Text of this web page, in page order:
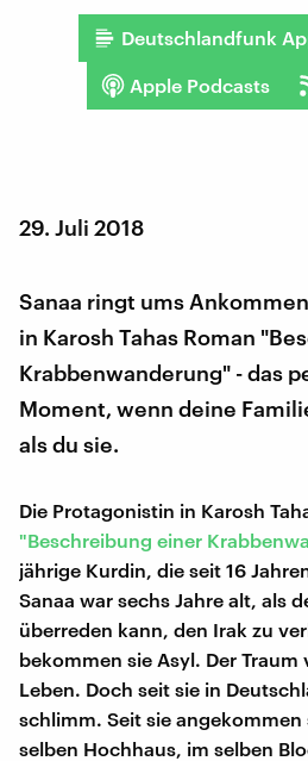
Deutschlandfunk
Apple Podcasts
29. Juli 2018
Sanaa ringt ums
in Karosh Tahas Roman
Krabbenwanderung" - das
Moment, wenn deine
als du sie.
Die Protagonistin in Karosh
"Beschreibung einer
jährige Kurdin, die seit 16
Sanaa war sechs Jahre alt, als
überreden kann, den Irak zu
bekommen sie Asyl. Der Traum
Leben. Doch seit sie in
schlimm. Seit sie angekommen
selben Hochhaus, im selben